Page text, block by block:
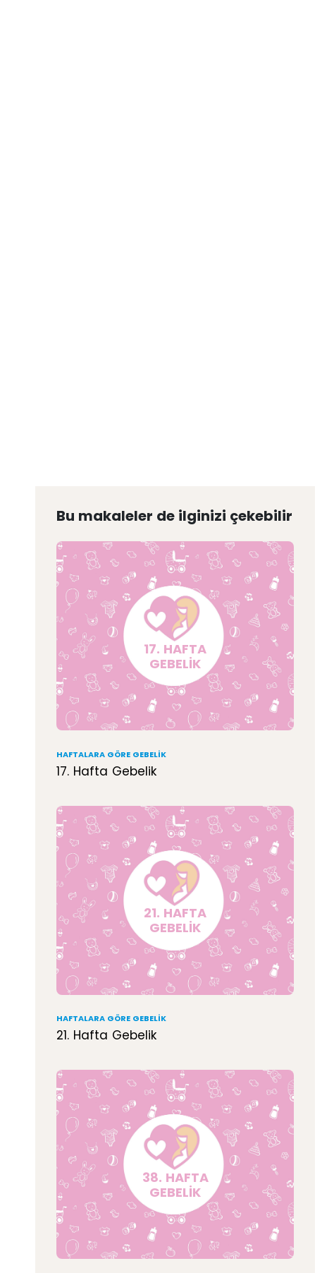
Bu makaleler de ilginizi çekebilir
17. HAFTA
GEBELİK
HAFTALARA GÖRE GEBELIK
17. Hafta Gebelik
21. HAFTA
GEBELİK
HAFTALARA GÖRE GEBELIK
21. Hafta Gebelik
38. HAFTA
GEBELİK